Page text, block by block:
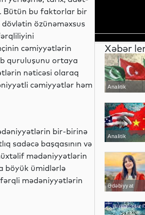
Bütün bu faktorlar bir
özünəməxsus
cəmiyyətlərin
quruluşunu ortaya
nəticəsi olaraq
cəmiyyətlər həm
bir-birinə
sadəcə başqasının və
mədəniyyətlərin
böyük ümidlərlə
fərqli mədəniyyətlərin
Xəbər
Analitik
Analitik
Ədəbiyyat